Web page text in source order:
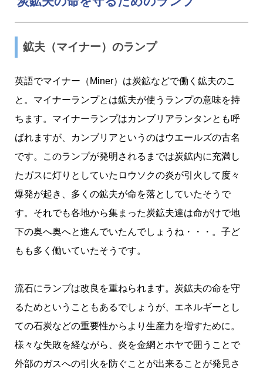
鉱夫（マイナー）のランプ
英語でマイナー（Miner）は炭鉱などで働く鉱夫のこ
と。マイナーランプとは鉱夫が使うランプの意味を持
ちます。マイナーランプはカンブリアランタンとも呼
ばれますが、カンブリアというのはウエールズの古名
です。このランプが発明されるまでは炭鉱内に充満し
たガスに灯りとしていたロウソクの炎が引火して度々
爆発が起き、多くの鉱夫が命を落としていたそうで
す。それでも各地から集まった炭鉱夫達は命がけで地
下の奥へ奥へと進んでいたんでしょうね・・・。子ど
もも多く働いていたそうです。
流石にランプは改良を重ねられます。炭鉱夫の命を守
るためということもあるでしょうが、エネルギーとし
ての石炭などの重要性からより生産力を増すために。
様々な失敗を経ながら、炎を金網とホヤで囲うことで
外部のガスへの引火を防ぐことが出来ることが発見さ